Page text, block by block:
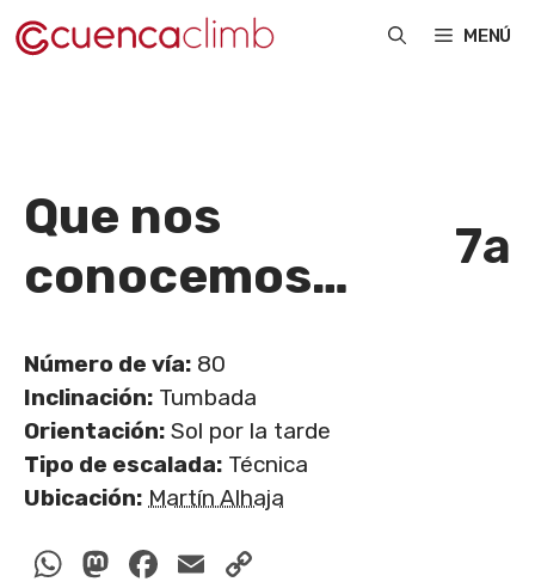
Saltar
al
MENÚ
Que nos
conocemos…
7a
Número de vía: 80
Inclinación: Tumbada
Orientación: Sol por la tarde
Tipo de escalada: Técnica
Ubicación: Martín Alhaja
WhatsApp
Mastodon
Facebook
Email